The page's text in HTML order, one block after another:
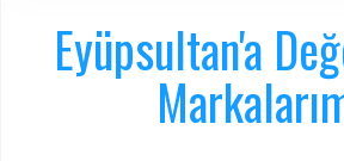
Eyüpsultan'a